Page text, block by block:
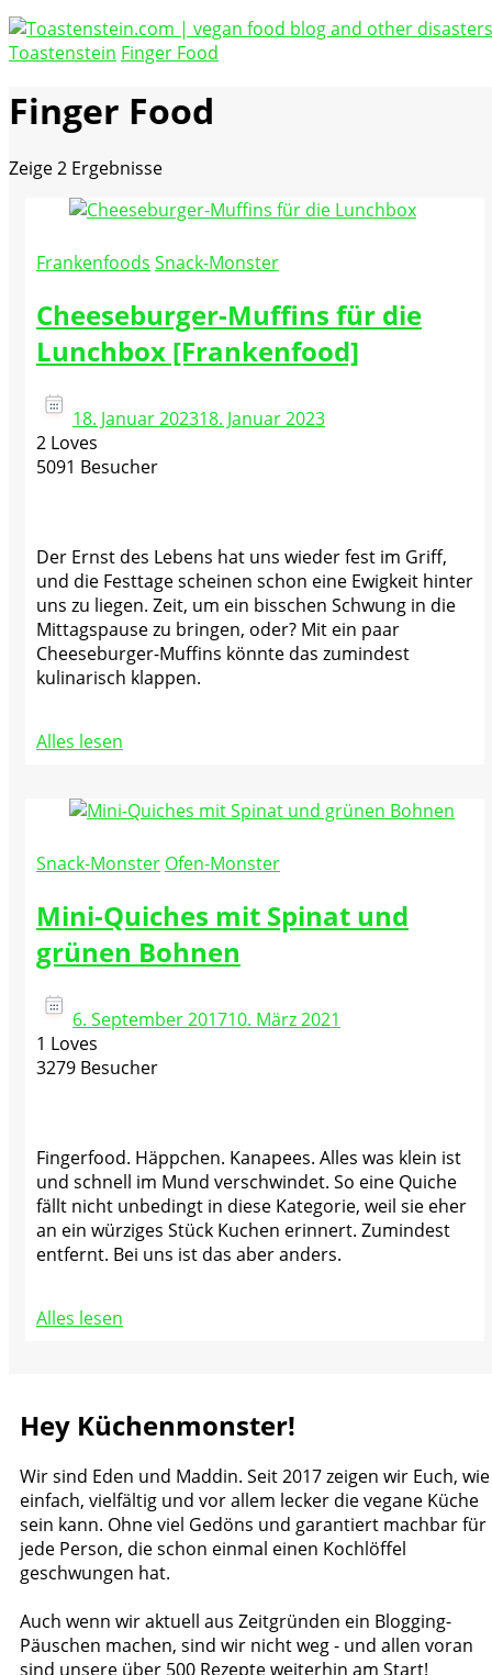
Toastenstein.com
Toastenstein Finger Food
Finger Food
Zeige2 Ergebnisse
Frankenfoods Snack-Monster
Cheeseburger-Muffins für die
Lunchbox [Frankenfood]
18. Januar 202318. Januar 2023
2 Loves
5091 Besucher
Der Ernst des Lebens hat uns wieder fest im Griff,
und die Festtage scheinen schon eine Ewigkeit hinter
uns zu liegen. Zeit, um ein bisschen Schwung in die
Mittagspause zu bringen, oder? Mit ein paar
Cheeseburger-Muffins könnte das zumindest
kulinarisch klappen.
Alles lesen
Snack-Monster Ofen-Monster
Mini-Quiches mit Spinat und
grünen Bohnen
6. September 201710. März 2021
1 Loves
3279 Besucher
Fingerfood. Häppchen. Kanapees. Alles was klein ist
und schnell im Mund verschwindet. So eine Quiche
fällt nicht unbedingt in diese Kategorie, weil sie eher
an ein würziges Stück Kuchen erinnert. Zumindest
entfernt. Bei uns ist das aber anders.
Alles lesen
Hey Küchenmonster!
Wir sind Eden und Maddin. Seit 2017 zeigen wir Euch, wie
einfach, vielfältig und vor allem lecker die vegane Küche
sein kann. Ohne viel Gedöns und garantiert machbar für
jede Person, die schon einmal einen Kochlöffel
geschwungen hat.
Auch wenn wir aktuell aus Zeitgründen ein Blogging-
Päuschen machen, sind wir nicht weg - und allen voran
sind unsere über 500 Rezepte weiterhin am Start!